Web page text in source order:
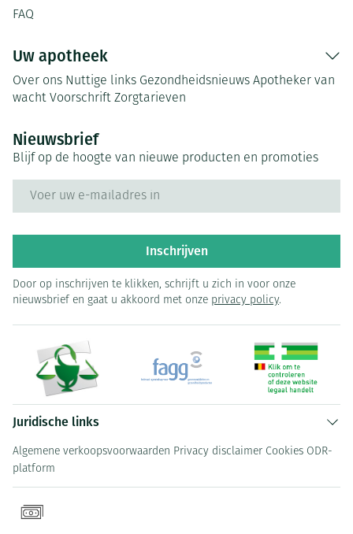
FAQ
Uw apotheek
Over ons Nuttige links Gezondheidsnieuws Apotheker van
wacht Voorschrift Zorgtarieven
Nieuwsbrief
Blijf op de hoogte van nieuwe producten en promoties
Inschrijven
Door op inschrijven te klikken, schrijft u zich in voor onze
nieuwsbrief en gaat u akkoord met onze privacy policy.
Juridische links
Algemene verkoopsvoorwaarden Privacy disclaimer Cookies ODR-
platform